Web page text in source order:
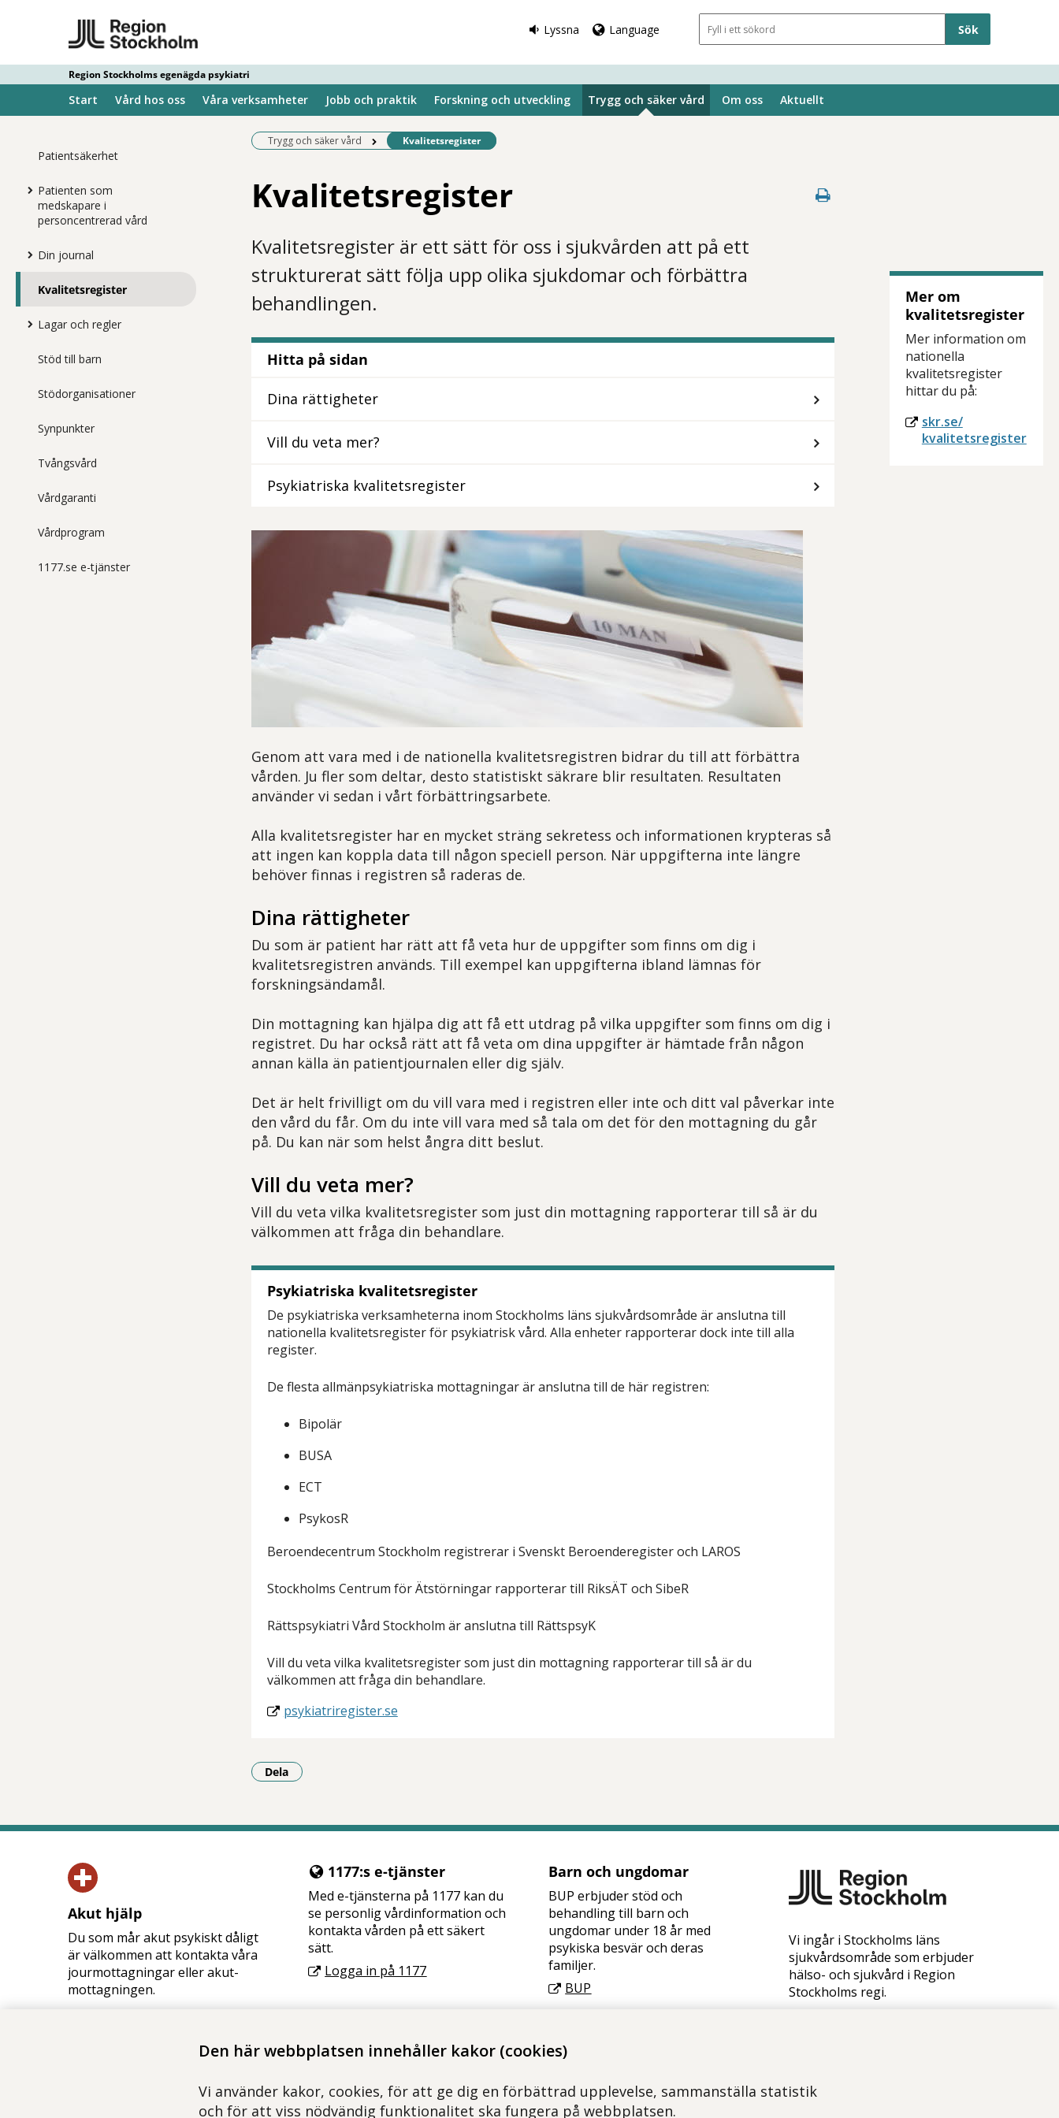
Den här webbplatsen innehåller kakor (cookies)
Vi använder kakor, cookies, för att ge dig en förbättrad upplevelse, sammanställa statistik
och för att viss nödvändig funktionalitet ska fungera på webbplatsen.
Lyssna Language Sökfält
Region Stockholms egenägda psykiatri
Start Vård hos oss Våra verksamheter Jobb och praktik Forskning och utveckling Trygg och säker vård Om oss Aktuellt
Patientsäkerhet
Patienten som
medskapare i
personcentrerad vård
Din journal
Kvalitetsregister
Lagar och regler
Stöd till barn
Stödorganisationer
Synpunkter
Tvångsvård
Vårdgaranti
Vårdprogram
1177.se e-tjänster
Trygg och säker vård Befintlig sida:
Kvalitetsregister
Kvalitetsregister
Kvalitetsregister är ett sätt för oss i sjukvården att på ett
strukturerat sätt följa upp olika sjukdomar och förbättra
behandlingen.
Hitta på sidan
Dina rättigheter
Vill du veta mer?
Psykiatriska kvalitetsregister
Genom att vara med i de nationella kvalitetsregistren bidrar du till att förbättra
vården. Ju fler som deltar, desto statistiskt säkrare blir resultaten. Resultaten
använder vi sedan i vårt förbättringsarbete.
Alla kvalitetsregister har en mycket sträng sekretess och informationen krypteras så
att ingen kan koppla data till någon speciell person. När uppgifterna inte längre
behöver finnas i registren så raderas de.
Dina rättigheter
Du som är patient har rätt att få veta hur de uppgifter som finns om dig i
kvalitetsregistren används. Till exempel kan uppgifterna ibland lämnas för
forskningsändamål.
Din mottagning kan hjälpa dig att få ett utdrag på vilka uppgifter som finns om dig i
registret. Du har också rätt att få veta om dina uppgifter är hämtade från någon
annan källa än patientjournalen eller dig själv.
Det är helt frivilligt om du vill vara med i registren eller inte och ditt val påverkar inte
den vård du får. Om du inte vill vara med så tala om det för den mottagning du går
på. Du kan när som helst ångra ditt beslut.
Vill du veta mer?
Vill du veta vilka kvalitetsregister som just din mottagning rapporterar till så är du
välkommen att fråga din behandlare.
Psykiatriska kvalitetsregister
De psykiatriska verksamheterna inom Stockholms läns sjukvårdsområde är anslutna till
nationella kvalitetsregister för psykiatrisk vård. Alla enheter rapporterar dock inte till alla
register.
De flesta allmänpsykiatriska mottagningar är anslutna till de här registren:
Bipolär
BUSA
ECT
PsykosR
Beroendecentrum Stockholm registrerar i Svenskt Beroenderegister och LAROS
Stockholms Centrum för Ätstörningar rapporterar till RiksÄT och SibeR
Rättspsykiatri Vård Stockholm är anslutna till RättspsyK
Vill du veta vilka kvalitetsregister som just din mottagning rapporterar till så är du
välkommen att fråga din behandlare.
psykiatriregister.se
Dela
- Klicka för att öppna delningsalternativ.
Mer om
kvalitetsregister
Mer information om
nationella
kvalitetsregister
hittar du på:
skr.se/
kvalitetsregister
Akut hjälp
Du som mår akut psykiskt dåligt
är välkommen att kontakta våra
jourmottagningar eller akut­
mottagningen.
1177:s e-tjänster
Med e-tjänsterna på 1177 kan du
se personlig vårdinformation och
kontakta vården på ett säkert
sätt.
Logga in på 1177
Barn och ungdomar
BUP erbjuder stöd och
behandling till barn och
ungdomar under 18 år med
psykiska besvär och deras
familjer.
BUP
Vi ingår i Stockholms läns
sjukvårdsområde som erbjuder
hälso- och sjukvård i Region
Stockholms regi.
Om webbplatsen